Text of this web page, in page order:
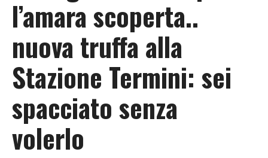
l’amara scoperta..
nuova truffa alla
Stazione Termini: sei
spacciato senza
volerlo